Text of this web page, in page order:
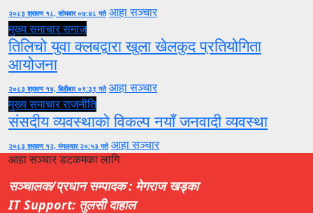
२०८३ श्रावण १८, सोमबार ०७:४८ गते आहा सञ्चार
मुख्य समाचारसमाज
तिलिचो युवा क्लबद्वारा खुला खेलकुद प्रतियोगिता
आयोजना
२०८३ श्रावण १४, बिहीबार ०९:३९ गते आहा सञ्चार
मुख्य समाचारराजनीति
संसदीय व्यवस्थाको विकल्प नयाँ जनवादी व्यवस्था
२०८३ श्रावण १२, मंगलवार २०:५३ गते आहा सञ्चार
आहा सञ्चार डटकमका लागि
सञ्चालक/प्रधान सम्पादक : मेगराज खड्का
IT Support: तुलसी दाहाल